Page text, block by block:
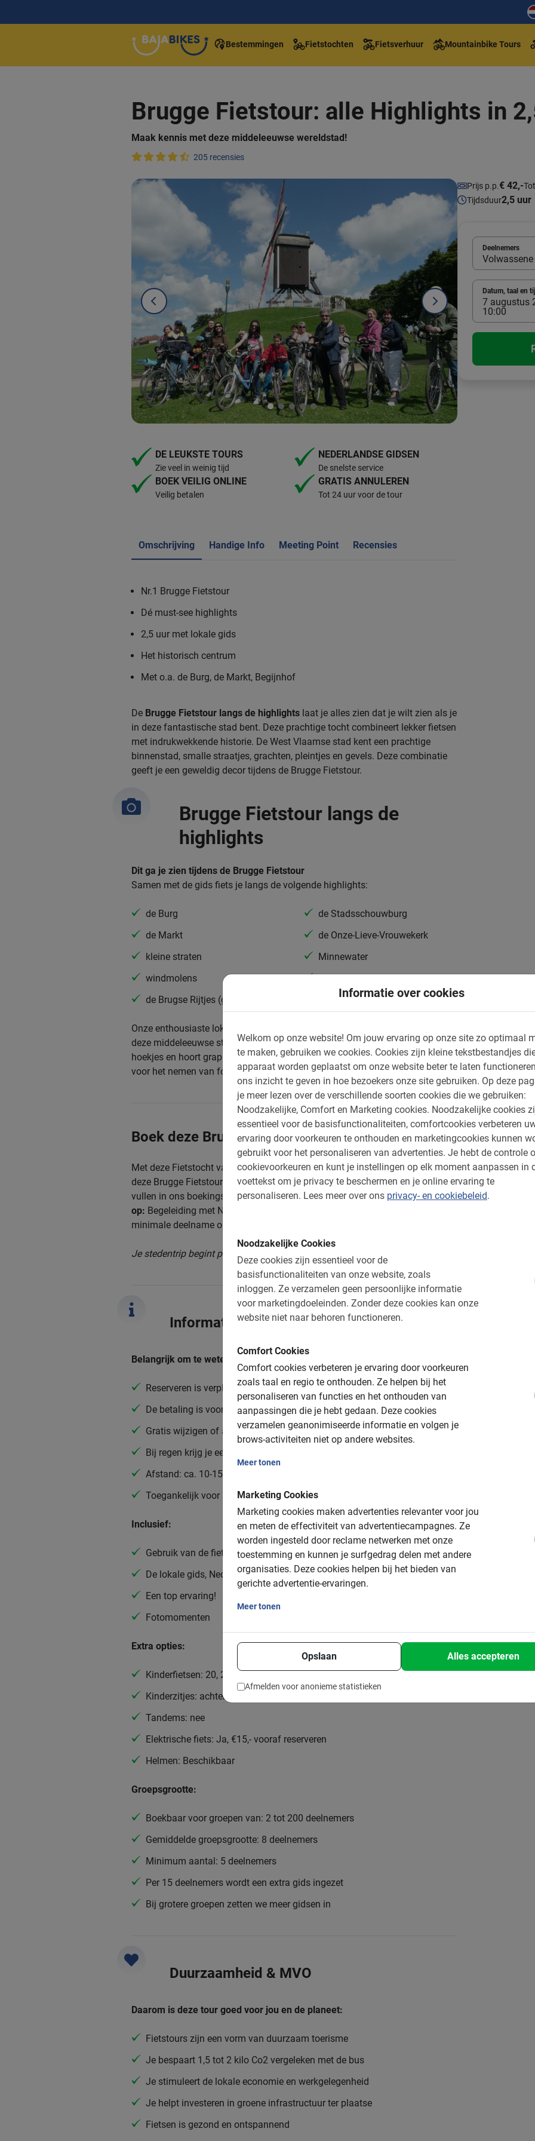
Informatie over cookies
Welkom op onze website! Om jouw ervaring op onze site zo optimaal
te maken, gebruiken we cookies. Cookies zijn kleine tekstbestandjes
apparaat worden geplaatst om onze website beter te laten
ons inzicht te geven in hoe bezoekers onze site gebruiken. Op deze
je meer lezen over de verschillende soorten cookies die we gebruiken:
Noodzakelijke, Comfort en Marketing cookies. Noodzakelijke cookies
essentieel voor de basisfunctionaliteiten, comfortcookies verbeteren
ervaring door voorkeuren te onthouden en marketingcookies kunnen
gebruikt voor het personaliseren van advertenties. Je hebt de controle
cookievoorkeuren en kunt je instellingen op elk moment aanpassen in
voettekst om je privacy te beschermen en je online ervaring te
personaliseren. Lees meer over ons privacy- en cookiebeleid.
Noodzakelijke Cookies
Deze cookies zijn essentieel voor de
basisfunctionaliteiten van onze website, zoals
inloggen. Ze verzamelen geen persoonlijke informatie
voor marketingdoeleinden. Zonder deze cookies kan onze
website niet naar behoren functioneren.
Comfort Cookies
Comfort cookies verbeteren je ervaring door voorkeuren
zoals taal en regio te onthouden. Ze helpen bij het
personaliseren van functies en het onthouden van
aanpassingen die je hebt gedaan. Deze cookies
verzamelen geanonimiseerde informatie en volgen je
brows-activiteiten niet op andere websites.
Meer tonen
Marketing Cookies
Marketing cookies maken advertenties relevanter voor jou
en meten de effectiviteit van advertentiecampagnes. Ze
worden ingesteld door reclame netwerken met onze
toestemming en kunnen je surfgedrag delen met andere
organisaties. Deze cookies helpen bij het bieden van
gerichte advertentie-ervaringen.
Meer tonen
Opslaan Alles accepteren
Afmelden voor anonieme statistieken
Bestemmingen Fietstochten Fietsverhuur Mountainbike Tours
Brugge Fietstour: alle Highlights in
Maak kennis met deze middeleeuwse wereldstad!
205 recensies
DE LEUKSTE TOURS
Zie veel in weinig tijd
NEDERLANDSE GIDSEN
De snelste service
BOEK VEILIG ONLINE
Veilig betalen
GRATIS ANNULEREN
Tot 24 uur voor de tour
Omschrijving Handige Info Meeting Point Recensies
Nr.1 Brugge Fietstour
Dé must-see highlights
2,5 uur met lokale gids
Het historisch centrum
Met o.a. de Burg, de Markt, Begijnhof
De Brugge Fietstour langs de highlights laat je alles zien dat je wilt zien als je
in deze fantastische stad bent. Deze prachtige tocht combineert lekker fietsen
met indrukwekkende historie. De West Vlaamse stad kent een prachtige
binnenstad, smalle straatjes, grachten, pleintjes en gevels. Deze combinatie
geeft je een geweldig decor tijdens de Brugge Fietstour.
Brugge Fietstour langs de
highlights
Dit ga je zien tijdens de Brugge Fietstour
Samen met de gids fiets je langs de volgende highlights:
de Burg
de Markt
kleine straten
windmolens
de Brugse Rijtjes (grachten)
de Stadsschouwburg
de Onze-Lieve-Vrouwekerk
Minnewater
Begijnhof
Onze enthousiaste lokale gids neemt je mee in het fascinerende verhaal van
deze middeleeuwse stad. Je fietst door de smalle straatjes, ontdekt verborgen
hoekjes en hoort grappige anekdotes. Uiteraard is er voldoende tijd en ruimte
voor het nemen van foto’s.
Boek deze Brugge Fietstour nu
Met deze Fietstocht van Baja Bikes mis je niets. Begin je bezoek goed met
deze Brugge Fietstour. Reserveer jouw plek door de benodigde informatie in te
vullen in ons boekingsmenu. De fiets is uiteraard inbegrepen in de prijs. Let
op: Begeleiding met Nederlandse gids bij meer dan 5 deelnemers. De
minimale deelname om de excursie te laten doorgaan is 5 personen.
Je stedentrip begint pas echt met deze Brugge Fietstour van Baja Bikes!
Informatie
Belangrijk om te weten:
Reserveren is verplicht
De betaling is vooraf via de website
Gratis wijzigen of annuleren tot 24u vooraf
Bij regen krijg je een poncho
Afstand: ca. 10-15 km
Toegankelijk voor alle fietsers
Inclusief:
Gebruik van de fiets
De lokale gids, Nederlands indien beschikbaar
Een top ervaring!
Fotomomenten
Extra opties:
Kinderfietsen: 20, 22 of 24 inch (v.a. ongeveer 6 jaar)
Kinderzitjes: achterop, tot 18kg, €5,- toeslag
Tandems: nee
Elektrische fiets: Ja, €15,- vooraf reserveren
Helmen: Beschikbaar
Groepsgrootte:
Boekbaar voor groepen van: 2 tot 200 deelnemers
Gemiddelde groepsgrootte: 8 deelnemers
Minimum aantal: 5 deelnemers
Per 15 deelnemers wordt een extra gids ingezet
Bij grotere groepen zetten we meer gidsen in
Duurzaamheid & MVO
Daarom is deze tour goed voor jou en de planeet:
Fietstours zijn een vorm van duurzaam toerisme
Je bespaart 1,5 tot 2 kilo Co2 vergeleken met de bus
Je stimuleert de lokale economie en werkgelegenheid
Je helpt investeren in groene infrastructuur ter plaatse
Fietsen is gezond en ontspannend
Prijs p.p.€ 42,-
Tijdsduur2,5 uur
Deelnemers
Datum, taal en
7 augustus
10:00